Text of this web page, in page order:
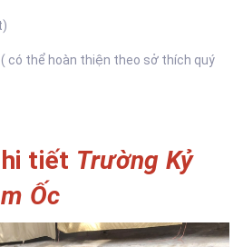
có thể hoàn thiện theo sở thích quý
tiết Trường Kỷ
Ốc